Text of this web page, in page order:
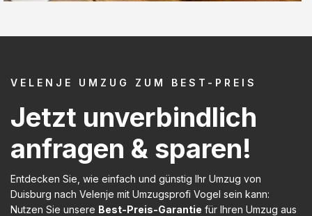
VELENJE UMZUG ZUM BEST-PREIS
Jetzt unverbindlich
anfragen & sparen!
Entdecken Sie, wie einfach und günstig Ihr Umzug von
Duisburg nach Velenje mit Umzugsprofi Vogel sein kann:
Nutzen Sie unsere Best-Preis-Garantie für Ihren Umzug aus